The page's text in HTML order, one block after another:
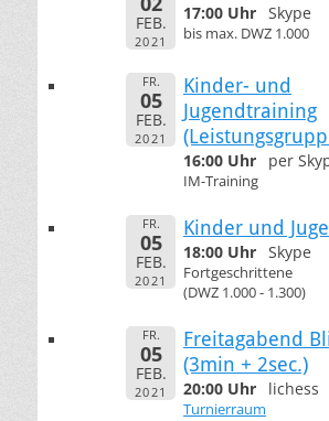
FEB.
2021
17:00 Uhr Skype
bis max. DWZ 1.000
FR.
05
FEB.
2021
Kinder- und
Jugendtraining
16:00 Uhr per
IM-Training
FR.
05
FEB.
2021
Kinder und
18:00 Uhr Skype
Fortgeschrittene
(DWZ 1.000 - 1.300)
FR.
05
FEB.
2021
Freitagabend
(3min + 2sec.)
20:00 Uhr lichess
Turnierraum